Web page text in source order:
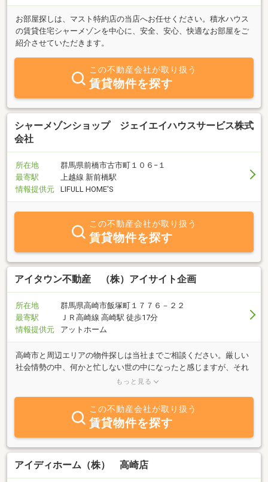
お部屋探しは、マスト特約店の当店へお任せください。積水ハウス
の賃貸住宅シャーメゾンを中心に、安全、安心、快適なお部屋をご
紹介させていただきます。
この不動産会社が取り扱う
賃貸物件を探す
シャーメゾンショップ ジェイエイハウスサービス株式
会社
所在地
群馬県前橋市古市町１０６−１
最寄駅
上越線 新前橋駅
情報提供元
LIFULL HOME'S
この不動産会社が取り扱う
賃貸物件を探す
アイタウン不動産 （株）アイサイト企画
所在地
群馬県高崎市飯塚町１７７６－２２
最寄駅
ＪＲ高崎線 高崎駅 徒歩17分
情報提供元
アットホーム
高崎市と周辺エリアの物件探しは当社までご相談ください。厳しい
社会情勢の中、何かと忙しない世の中になったと感じますが、それ
でも欠かせないのが、衣・食・住そんなあなたの大切な
手伝い！をモットーに日々邁進していく所存です。また空室にお困
りのオーナー様からもご相談を承っております。リフォームしたが
入居が付かない。家賃を下げたのに入居が付かない。空室があって
銀行のローンが大変。まずはご相談ください。より良い解決方法を
ご提示できると思います。皆様からのお問い合わせをお待ちしてお
ります。宜しくお願い申し上げます。
もっと見る
この不動産会社が取り扱う
賃貸物件を探す
アイディホーム（株） 高崎店